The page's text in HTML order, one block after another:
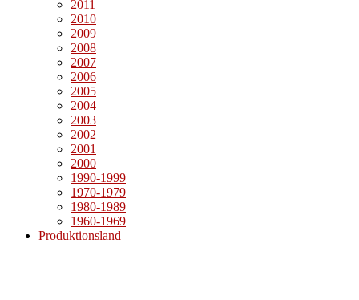
2011
2010
2009
2008
2007
2006
2005
2004
2003
2002
2001
2000
1990-1999
1970-1979
1980-1989
1960-1969
Produktionsland